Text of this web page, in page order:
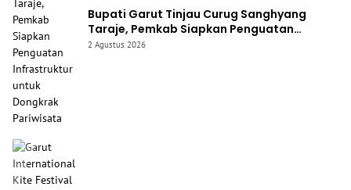
Bupati Garut Tinjau Curug Sanghyang
Taraje, Pemkab Siapkan Penguatan
Infrastruktur untuk Dongkrak Pariwisata
2 Agustus 2026